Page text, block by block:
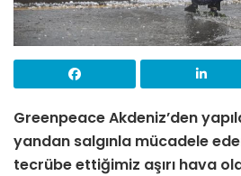
Greenpeace Akdeniz’den
yandan salgınla mücadele
tecrübe ettiğimiz aşırı hava